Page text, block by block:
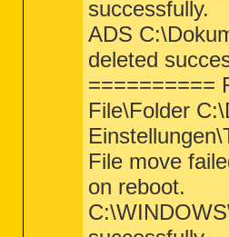
successfully.
ADS
deleted
==========
File\Folder
File move
on reboot.